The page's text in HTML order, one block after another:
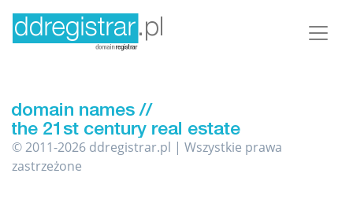
© 2011-2026 ddregistrar.pl | Wszystkie prawa
zastrzeżone